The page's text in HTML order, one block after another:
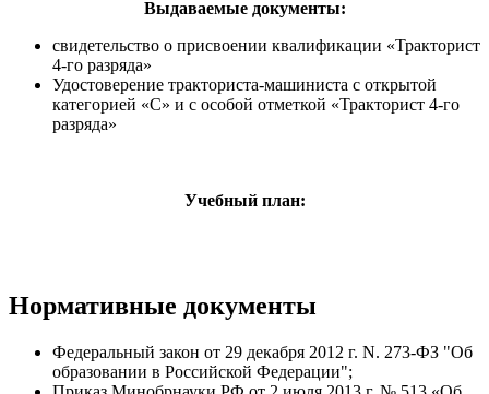
Выдаваемые документы:
свидетельство о присвоении квалификации «Тракторист
4-го разряда»
Удостоверение тракториста-машиниста с открытой
категорией «С» и с особой отметкой «Тракторист 4-го
разряда»
Учебный план:
Нормативные документы
Федеральный закон от 29 декабря 2012 г. N. 273-ФЗ "Об
образовании в Российской Федерации";